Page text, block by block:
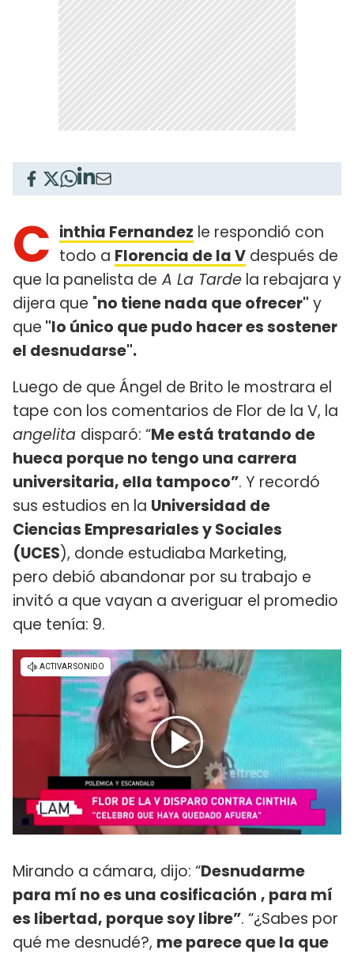
C inthia Fernandez le respondió con
todo a Florencia de la V después de
que la panelista de A La Tarde la rebajara y
dijera que "no tiene nada que ofrecer" y
que "lo único que pudo hacer es sostener
el desnudarse".
Luego de que Ángel de Brito le mostrara el
tape con los comentarios de Flor de la V, la
angelita disparó: “Me está tratando de
hueca porque no tengo una carrera
universitaria, ella tampoco”. Y recordó
sus estudios en la Universidad de
Ciencias Empresariales y Sociales
(UCES), donde estudiaba Marketing,
pero debió abandonar por su trabajo e
invitó a que vayan a averiguar el promedio
que tenía: 9.
Mirando a cámara, dijo: “Desnudarme
para mí no es una cosificación , para mí
es libertad, porque soy libre”. “¿Sabes por
qué me desnudé?, me parece que la que